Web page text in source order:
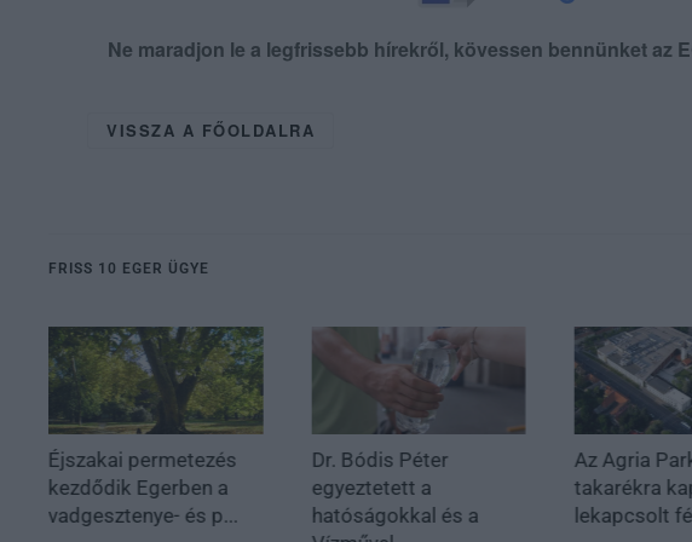
Ne maradjon le a legfrissebb hírekről, kövessen bennünket az
VISSZA A FŐOLDALRA
FRISS 10 EGER ÜGYE
Éjszakai permetezés
kezdődik Egerben a
vadgesztenye- és p...
Dr. Bódis Péter
egyeztetett a
hatóságokkal és a
Az Agria
takarékra
lekapcsolt